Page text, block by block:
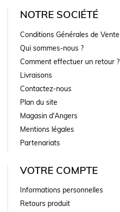
NOTRE SOCIÉTÉ
Conditions Générales de Vente
Qui sommes-nous ?
Comment effectuer un retour ?
Livraisons
Contactez-nous
Plan du site
Magasin d'Angers
Mentions légales
Partenariats
VOTRE COMPTE
Informations personnelles
Retours produit